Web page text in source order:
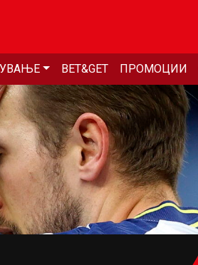
BET&GET ПРОМОЦИИ